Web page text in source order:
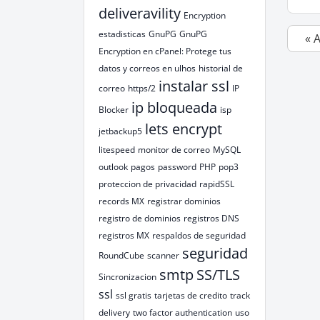
deliveravility Encryption
estadisticas GnuPG GnuPG
Encryption en cPanel: Protege tus
datos y correos en ulhos historial de
correo https/2 instalar ssl IP
Blocker ip bloqueada isp
jetbackup5 lets encrypt
litespeed monitor de correo MySQL
outlook pagos password PHP pop3
proteccion de privacidad rapidSSL
records MX registrar dominios
registro de dominios registros DNS
registros MX respaldos de seguridad
RoundCube scanner seguridad
Sincronizacion smtpSS/TLS
ssl ssl gratis tarjetas de credito track
delivery two factor authentication uso
«